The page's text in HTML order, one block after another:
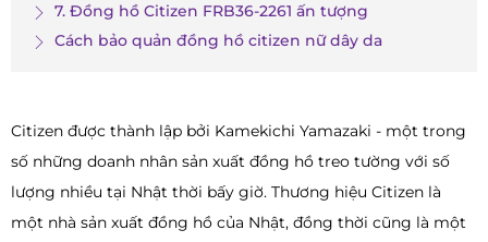
7. Đồng hồ Citizen FRB36-2261 ấn tượng
Cách bảo quản đồng hồ citizen nữ dây da
Citizen được thành lập bởi Kamekichi Yamazaki - một trong
số những doanh nhân sản xuất đồng hồ treo tường với số
lượng nhiều tại Nhật thời bấy giờ. Thương hiệu Citizen là
một nhà sản xuất đồng hồ của Nhật, đồng thời cũng là một